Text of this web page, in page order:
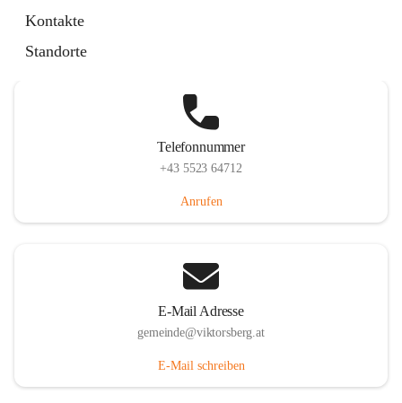
Kontakte
Standorte
Telefonnummer
+43 5523 64712
Anrufen
E-Mail Adresse
gemeinde@viktorsberg.at
E-Mail schreiben